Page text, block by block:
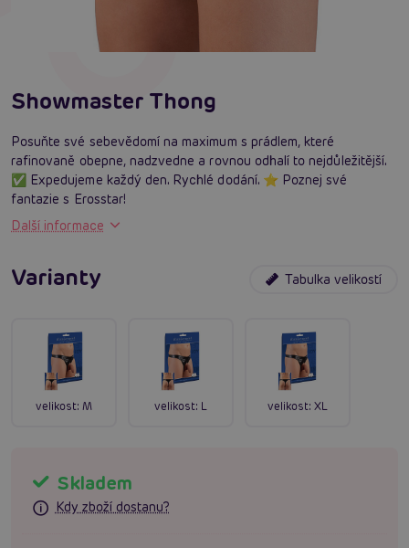
Showmaster Thong
Posuňte své sebevědomí na maximum s prádlem, které
rafinovaně obepne, nadzvedne a rovnou odhalí to nejdůležitější.
✅ Expedujeme každý den. Rychlé dodání. ⭐ Poznej své
fantazie s Erosstar!
Další informace
Varianty Tabulka velikostí
velikost: M velikost: L velikost: XL
Skladem
Kdy zboží dostanu?